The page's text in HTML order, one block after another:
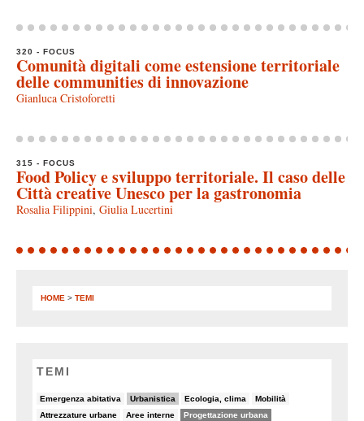
320 - FOCUS
Comunità digitali come estensione territoriale
delle communities di innovazione
Gianluca Cristoforetti
315 - FOCUS
Food Policy e sviluppo territoriale. Il caso delle
Città creative Unesco per la gastronomia
Rosalia Filippini, Giulia Lucertini
HOME > TEMI
TEMI
Emergenza abitativa
7/82 Urbanistica
26/82 Ecologia, clima
6/82 Mobilità
5/82
Attrezzature urbane
5/82 Aree interne
8/82 Progettazione urbana
50/82